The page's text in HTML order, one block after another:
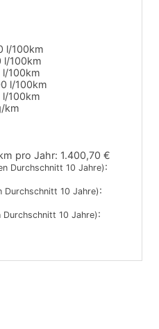
l/100km
l/100km
l/100km
l/100km
l/100km
km
pro Jahr: 1.400,70 €
Durchschnitt 10 Jahre):
Durchschnitt 10 Jahre):
Durchschnitt 10 Jahre):